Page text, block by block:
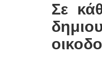
Σε